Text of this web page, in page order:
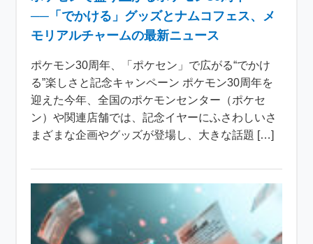
──「でかける」グッズとナムコフェス、メ
モリアルチャームの最新ニュース
ポケモン30周年、「ポケセン」で広がる“でかけ
る”楽しさと記念キャンペーン ポケモン30周年を
迎えた今年、全国のポケモンセンター（ポケセ
ン）や関連店舗では、記念イヤーにふさわしいさ
まざまな企画やグッズが登場し、大きな話題 […]